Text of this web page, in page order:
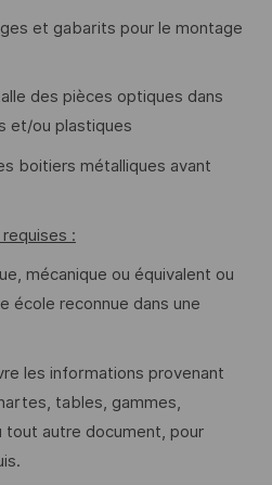
et gabarits pour le montage
des pièces optiques dans
et/ou plastiques
boitiers métalliques avant
:
mécanique ou équivalent ou
école reconnue dans une
les informations provenant
tables, gammes,
tout autre document, pour